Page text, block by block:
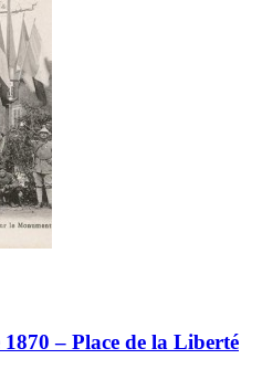
– Place de la Liberté